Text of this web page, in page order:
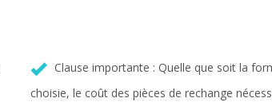
Clause importante : Quelle que soit la
choisie, le coût des pièces de rechange